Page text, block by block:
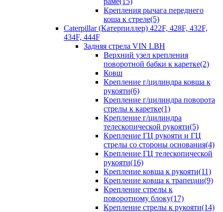
Крепления рычага переднего
коша к стреле(5)
Caterpillar (Катерпиллер) 422F, 428F, 432F,
434F, 444F
Задняя стрела VIN LBH
Верхний узел крепления
поворотной бабки к каретке(2)
Ковш
Крепление г/цилиндра ковша к
рукояти(6)
Крепление г/цилиндра поворота
стрелы к каретке(1)
Крепление г/цилиндра
телескопической рукояти(5)
Крепление ГЦ рукояти и ГЦ
стрелы со стороны основания(4)
Крепление ГЦ телескопической
рукояти(16)
Крепление ковша к рукояти(11)
Крепление ковша к трапеции(9)
Крепление стрелы к
поворотному блоку(17)
Крепление стрелы к рукояти(14)